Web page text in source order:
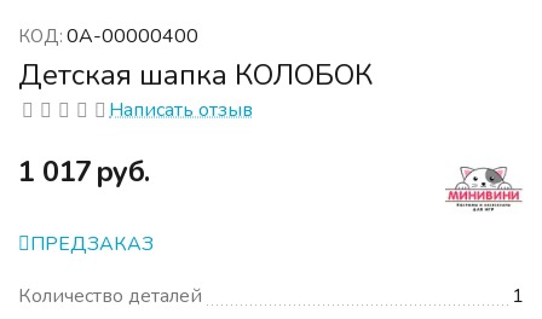
КОД: 0А-00000400
Детская шапка КОЛОБОК
Написать отзыв
‍1 017‍руб.
ПРЕДЗАКАЗ
Количество деталей
1